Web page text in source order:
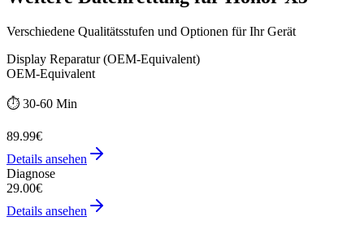
Verschiedene Qualitätsstufen und Optionen für Ihr Gerät
Display Reparatur (OEM-Equivalent)
OEM-Equivalent
⏱️ 30-60 Min
89.99€
Details ansehen
Diagnose
29.00€
Details ansehen